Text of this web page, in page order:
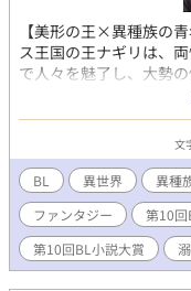
【美形の王×異種族の
ス王国の王ナギリは、
で人々を魅了し、大勢
家臣から謀反を起こさ
「千年族」。その名も”
年ぶりに再会する。 人
動するため、十倍長生
く、動きや言葉が緩慢で
剣を学び、傍にいるう
き、城が再建し自分が
し、それを断り青銅の蝋
人である彼と久々に過
文
BL 異世界 異種
ファンタジー
第10回
第10回BL小説大賞